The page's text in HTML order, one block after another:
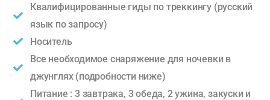
Квалифицированные гиды по треккингу (русский
язык по запросу)
Носитель
Все необходимое снаряжение для ночевки в
джунглях (подробности ниже)
Питание : 3 завтрака, 3 обеда, 2 ужина, закуски и